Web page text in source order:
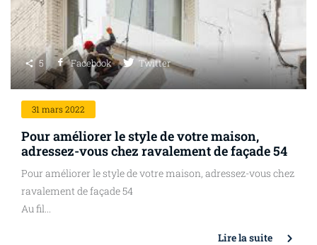
5 Facebook Twitter
31 mars 2022
Pour améliorer le style de votre maison,
adressez-vous chez ravalement de façade 54
Pour améliorer le style de votre maison, adressez-vous chez
ravalement de façade 54
Au fil...
Lire la suite